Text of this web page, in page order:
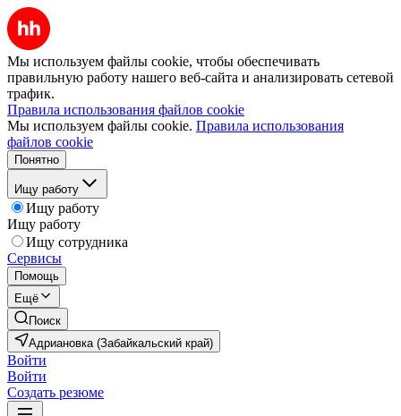
Мы используем файлы cookie, чтобы обеспечивать
правильную работу нашего веб-сайта и анализировать сетевой
трафик.
Правила использования файлов cookie
Мы используем файлы cookie. Правила использования
файлов cookie
Понятно
Ищу работу
Ищу работу
Ищу работу
Ищу сотрудника
Сервисы
Помощь
Ещё
Поиск
Адриановка (Забайкальский край)
Войти
Войти
Создать резюме